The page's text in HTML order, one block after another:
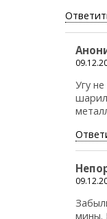
Угу
мины.